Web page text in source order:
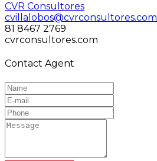
CVR Consultores
cvillalobos@cvrconsultores.com
81 8467 2769
cvrconsultores.com
Contact Agent